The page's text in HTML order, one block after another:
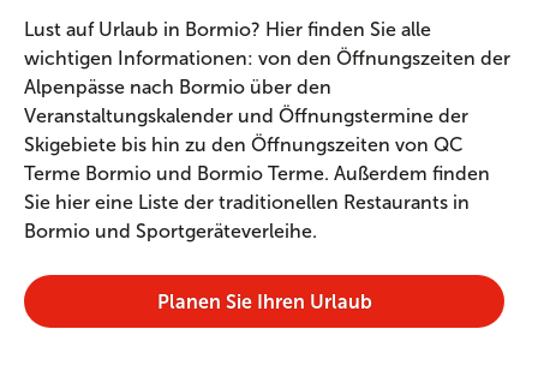
Lust auf Urlaub in Bormio? Hier finden Sie alle
wichtigen Informationen: von den Öffnungszeiten der
Alpenpässe nach Bormio über den
Veranstaltungskalender und Öffnungstermine der
Skigebiete bis hin zu den Öffnungszeiten von QC
Terme Bormio und Bormio Terme. Außerdem finden
Sie hier eine Liste der traditionellen Restaurants in
Bormio und Sportgeräteverleihe.
Planen Sie Ihren Urlaub